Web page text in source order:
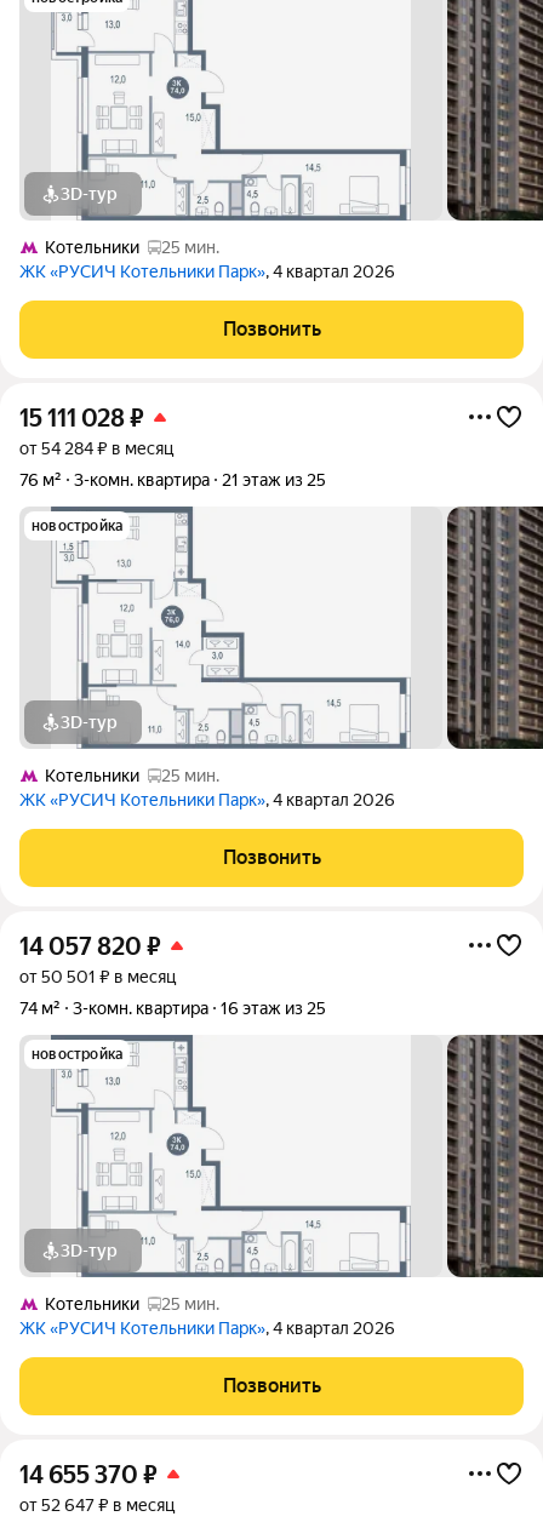
3D-тур
Котельники
25 мин.
ЖК «РУСИЧ Котельники Парк», 4 квартал 2026
Позвонить
15 111 028₽
от 54 284 ₽ в месяц
76 м²
3-комн. квартира 21 этаж из 25
новостройка
3D-тур
Котельники
25 мин.
ЖК «РУСИЧ Котельники Парк», 4 квартал 2026
Позвонить
14 057 820 ₽
от 50 501 ₽ в месяц
74 м²
3-комн. квартира 16 этаж из 25
новостройка
3D-тур
Котельники
25 мин.
ЖК «РУСИЧ Котельники Парк», 4 квартал 2026
Позвонить
14 655 370 ₽
от 52 647 ₽ в месяц